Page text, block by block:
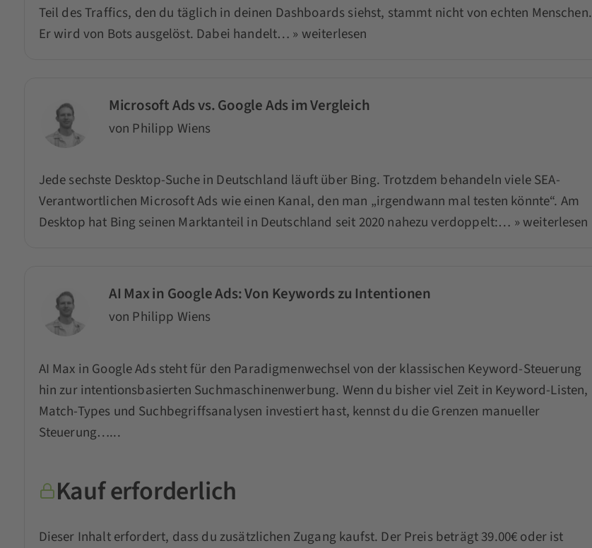
Teil des Traffics, den du täglich in deinen Dashboards siehst, stammt nicht von echten Menschen.
Er wird von Bots ausgelöst. Dabei handelt… » weiterlesen
Microsoft Ads vs. Google Ads im Vergleich
von Philipp Wiens
Jede sechste Desktop-Suche in Deutschland läuft über Bing. Trotzdem behandeln viele SEA-
Verantwortlichen Microsoft Ads wie einen Kanal, den man „irgendwann mal testen könnte“. Am
Desktop hat Bing seinen Marktanteil in Deutschland seit 2020 nahezu verdoppelt:… » weiterlesen
AI Max in Google Ads: Von Keywords zu Intentionen
von Philipp Wiens
AI Max in Google Ads steht für den Paradigmenwechsel von der klassischen Keyword-Steuerung
hin zur intentionsbasierten Suchmaschinenwerbung. Wenn du bisher viel Zeit in Keyword-Listen,
Match-Types und Suchbegriffsanalysen investiert hast, kennst du die Grenzen manueller
Steuerung…...
Kauf erforderlich
Dieser Inhalt erfordert, dass du zusätzlichen Zugang kaufst. Der Preis beträgt 39.00€ oder ist